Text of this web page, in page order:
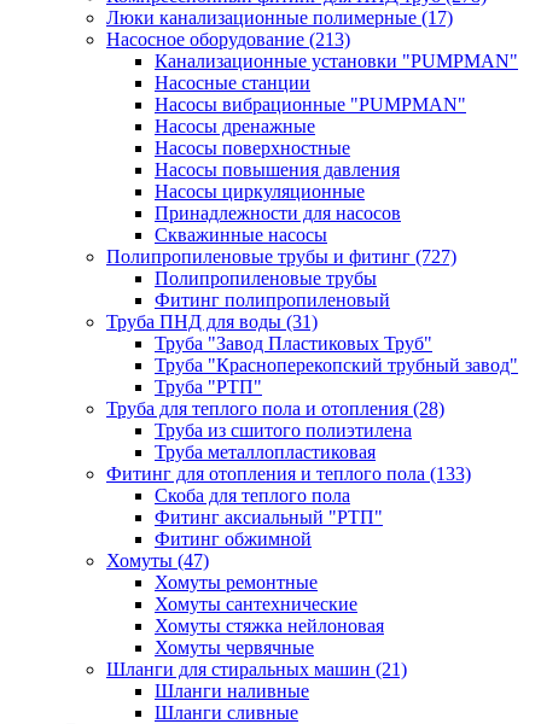
Люки канализационные полимерные (17)
Насосное оборудование (213)
Канализационные установки "PUMPMAN"
Насосные станции
Насосы вибрационные "PUMPMAN"
Насосы дренажные
Насосы поверхностные
Насосы повышения давления
Насосы циркуляционные
Принадлежности для насосов
Скважинные насосы
Полипропиленовые трубы и фитинг (727)
Полипропиленовые трубы
Фитинг полипропиленовый
Труба ПНД для воды (31)
Труба "Завод Пластиковых Труб"
Труба "Красноперекопский трубный завод"
Труба "РТП"
Труба для теплого пола и отопления (28)
Труба из сшитого полиэтилена
Труба металлопластиковая
Фитинг для отопления и теплого пола (133)
Скоба для теплого пола
Фитинг аксиальный "РТП"
Фитинг обжимной
Хомуты (47)
Хомуты ремонтные
Хомуты сантехнические
Хомуты стяжка нейлоновая
Хомуты червячные
Шланги для стиральных машин (21)
Шланги наливные
Шланги сливные